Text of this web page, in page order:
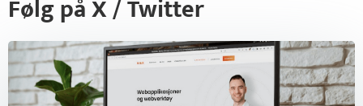
Følg på X / Twitter